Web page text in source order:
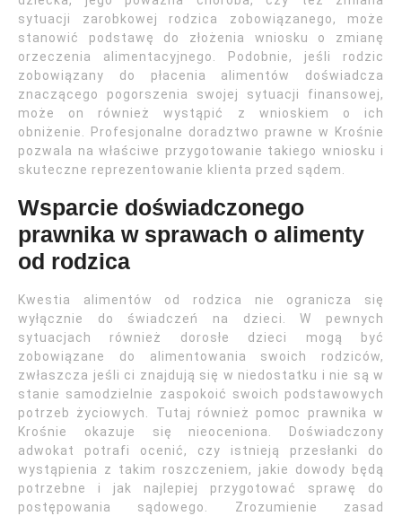
sytuacji zarobkowej rodzica zobowiązanego, może
stanowić podstawę do złożenia wniosku o zmianę
orzeczenia alimentacyjnego. Podobnie, jeśli rodzic
zobowiązany do płacenia alimentów doświadcza
znaczącego pogorszenia swojej sytuacji finansowej,
może on również wystąpić z wnioskiem o ich
obniżenie. Profesjonalne doradztwo prawne w Krośnie
pozwala na właściwe przygotowanie takiego wniosku i
skuteczne reprezentowanie klienta przed sądem.
Wsparcie doświadczonego
prawnika w sprawach o alimenty
od rodzica
Kwestia alimentów od rodzica nie ogranicza się
wyłącznie do świadczeń na dzieci. W pewnych
sytuacjach również dorosłe dzieci mogą być
zobowiązane do alimentowania swoich rodziców,
zwłaszcza jeśli ci znajdują się w niedostatku i nie są w
stanie samodzielnie zaspokoić swoich podstawowych
potrzeb życiowych. Tutaj również pomoc prawnika w
Krośnie okazuje się nieoceniona. Doświadczony
adwokat potrafi ocenić, czy istnieją przesłanki do
wystąpienia z takim roszczeniem, jakie dowody będą
potrzebne i jak najlepiej przygotować sprawę do
postępowania sądowego. Zrozumienie zasad